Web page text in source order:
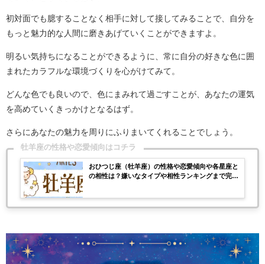
初対面でも臆することなく相手に対して接してみることで、自分を
もっと魅力的な人間に磨きあげていくことができますよ。
明るい気持ちになることができるように、常に自分の好きな色に囲
まれたカラフルな環境づくりを心がけてみて。
どんな色でも良いので、色にまみれて過ごすことが、あなたの運気
を高めていくきっかけとなるはず。
さらにあなたの魅力を周りにふりまいてくれることでしょう。
牡羊座の性格や恋愛傾向はコチラ
おひつじ座（牡羊座）の性格や恋愛傾向や各星座と
の相性は？嫌いなタイプや相性ランキングまで完全